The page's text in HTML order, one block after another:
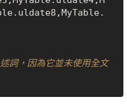
，因為它並未使用全文